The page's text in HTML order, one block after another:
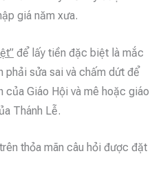
giá năm xưa.
để lấy tiền đặc biệt là mắc
phải sửa sai và chấm dứt để
của Giáo Hội và mê hoặc giáo
Thánh Lễ.
thỏa mãn câu hỏi được đặt